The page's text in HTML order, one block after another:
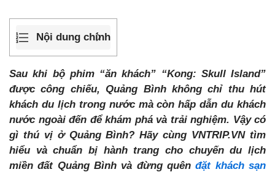
Nội dung chính
Sau khi bộ phim “ăn khách” “Kong: Skull Island”
được công chiếu, Quảng Bình không chỉ thu hút
khách du lịch trong nước mà còn hấp dẫn du khách
nước ngoài đến để khám phá và trải nghiệm. Vậy có
gì thú vị ở Quảng Bình? Hãy cùng VNTRIP.VN tìm
hiểu và chuẩn bị hành trang cho chuyếndu lịch
miền đất Quảng Bình và đừng quênđặt khách sạn